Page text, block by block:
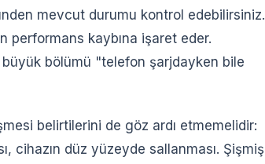
mevcut durumu kontrol edebilirsiniz.
performans kaybına işaret eder.
bölümü "telefon şarjdayken bile
belirtilerini de göz ardı etmemelidir:
cihazın düz yüzeyde sallanması. Şişmiş